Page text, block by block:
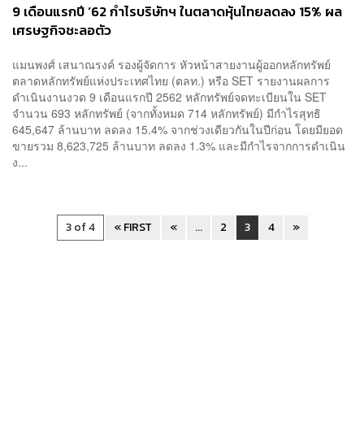
9 เดือนแรกปี ‘62 กำไรบริษัทฯ ในตลาดหุ้นไทยลดลง 15% ผล
เศรษฐกิจชะลอตัว
แมนพงศ์ เสนาณรงค์ รองผู้จัดการ หัวหน้าสายงานผู้ออกหลักทรัพย์
ตลาดหลักทรัพย์แห่งประเทศไทย (ตลท.) หรือ SET รายงานผลการ
ดำเนินงานงวด 9 เดือนแรกปี 2562 หลักทรัพย์จดทะเบียนใน SET
จำนวน 693 หลักทรัพย์ (จากทั้งหมด 714 หลักทรัพย์) มีกำไรสุทธิ
645,647 ล้านบาท ลดลง 15.4% จากช่วงเดียวกันในปีก่อน โดยมียอด
ขายรวม 8,623,725 ล้านบาท ลดลง 1.3% และมีกำไรจากการดำเนิน
ง...
3 of 4 « FIRST « ... 2 3 4 »